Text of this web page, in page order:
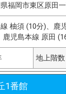
福岡市東区原田
柚須 (10分)、鹿
鹿児島本線 原田
地上階数
1番館